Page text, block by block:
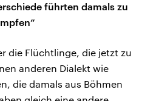
führten damals zu
die Flüchtlinge, die jetzt zu
anderen Dialekt wie
die damals aus Böhmen